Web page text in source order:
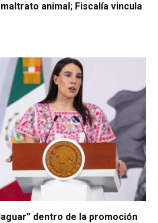
animal; Fiscalía vincula
dentro de la promoción